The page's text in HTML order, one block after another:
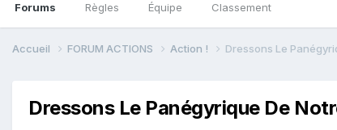
Forums Règles Équipe Classement
Accueil FORUM ACTIONS Action ! Dressons Le
Dressons Le Panégyrique De